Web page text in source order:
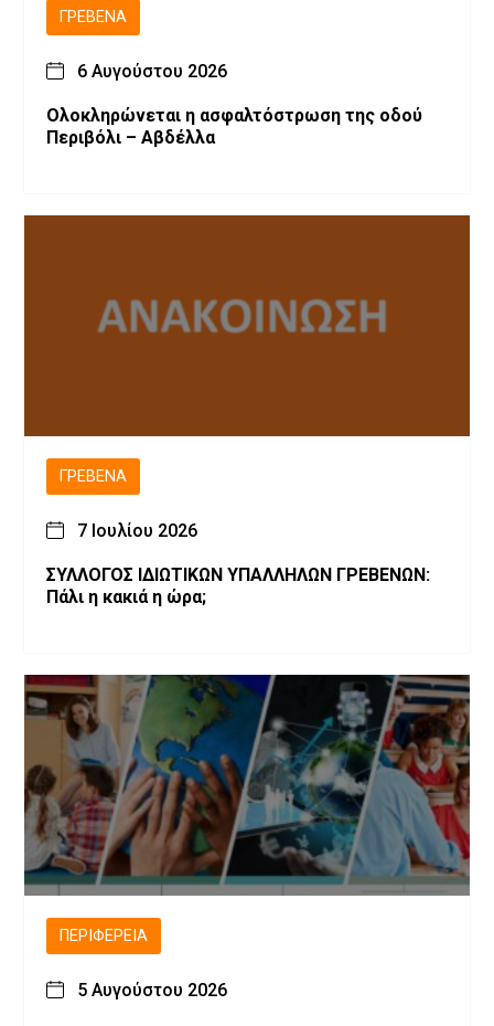
ΓΡΕΒΕΝΆ
6 Αυγούστου 2026
Ολοκληρώνεται η ασφαλτόστρωση της οδού
Περιβόλι – Αβδέλλα
ΓΡΕΒΕΝΆ
7 Ιουλίου 2026
ΣΥΛΛΟΓΟΣ ΙΔΙΩΤΙΚΩΝ ΥΠΑΛΛΗΛΩΝ ΓΡΕΒΕΝΩΝ:
Πάλι η κακιά η ώρα;
ΠΕΡΙΦΈΡΕΙΑ
5 Αυγούστου 2026